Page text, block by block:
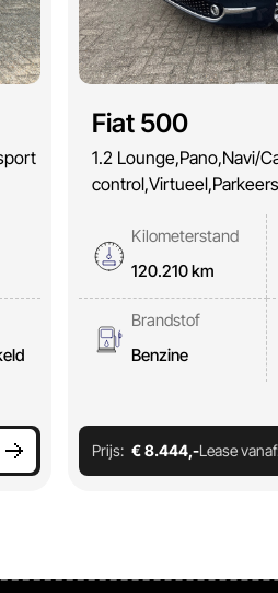
Fiat 500
1.2 Lounge,Pano,Navi/
Kilometerstand
120.210 km
Brandstof
Benzine
Prijs: € 8.444,-Lease